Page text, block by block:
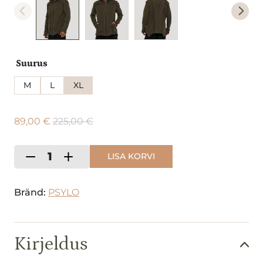
Suurus
M L XL
89,00 € 225,00€
-
Sparrow/
kogus
+ LISA KORVI
Bränd: PSYLO
Kirjeldus